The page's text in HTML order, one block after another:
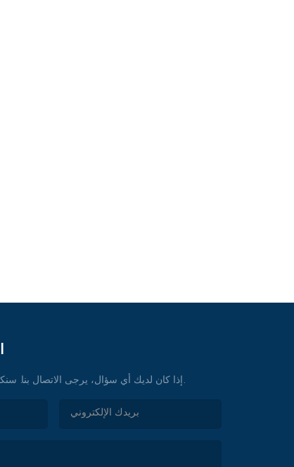
إذا كان لديك أي سؤال، يرجى الاتصال بنا. سنكون في خدمتكم في أي وقت.